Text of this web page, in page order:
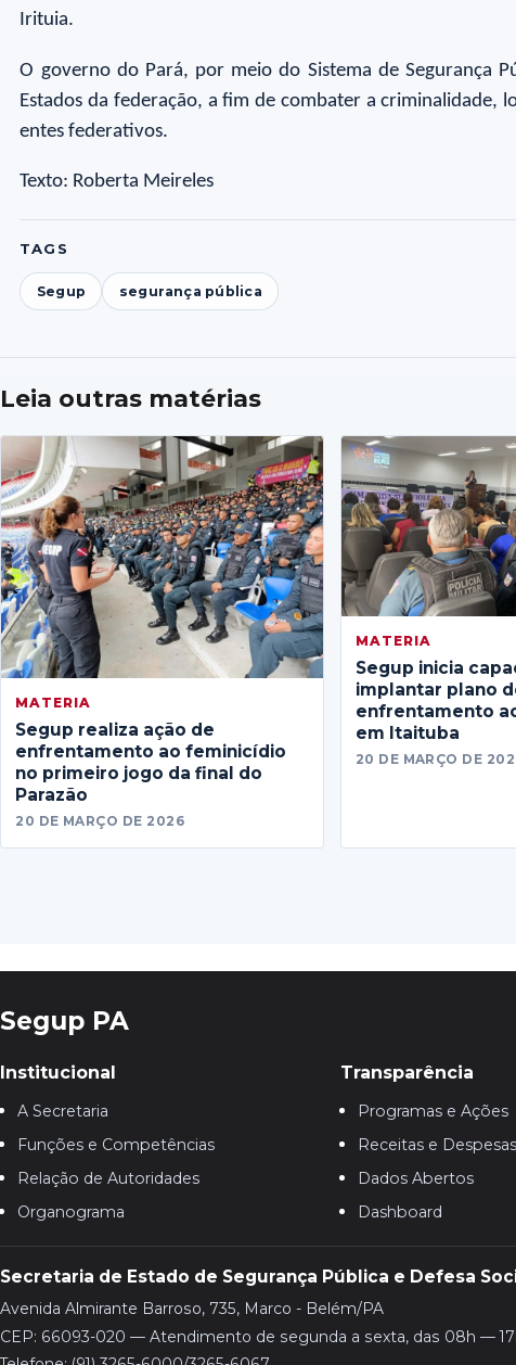
Irituia.
O governo do Pará, por meio do Sistema de Segurança
Estados da federação, a fim de combater a criminalidade,
entes federativos.
Texto: Roberta Meireles
TAGS
Segup segurança pública
Leia outras matérias
MATERIA
Segup realiza ação de
enfrentamento ao feminicídio
no primeiro jogo da final do
Parazão
20 DE MARÇO DE 2026
MATERIA
Segup inicia
implantar plano
enfrentamento
em Itaituba
20 DE MARÇO DE
Segup PA
Institucional
A Secretaria
Funções e Competências
Relação de Autoridades
Organograma
Transparência
Programas e Ações
Receitas e Despesas
Dados Abertos
Dashboard
Secretaria de Estado de Segurança Pública e Defesa
Avenida Almirante Barroso, 735, Marco - Belém/PA
CEP: 66093-020 — Atendimento de segunda a sexta, das 08h —